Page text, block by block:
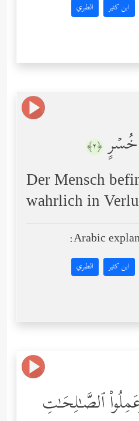
ابن كثير الطبري
خُسۡرٍ ﴿٢﴾
Der Mensch
wahrlich in
Arabic
ابن كثير الطبري
ٱلصَّـٰلِحَـٰتِ